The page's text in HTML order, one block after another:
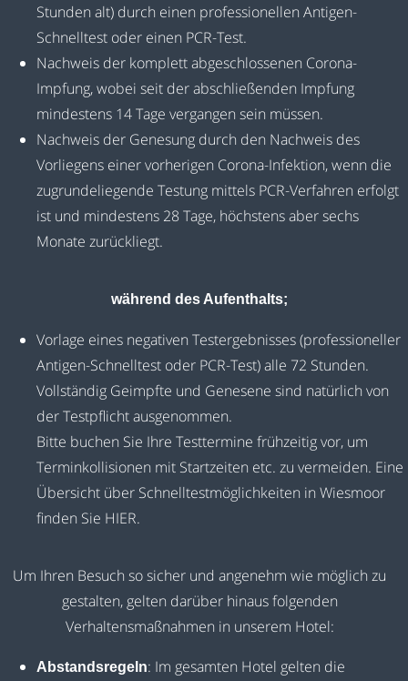
Stunden alt) durch einen professionellen Antigen-
Schnelltest oder einen PCR-Test.
Nachweis der komplett abgeschlossenen Corona-
Impfung, wobei seit der abschließenden Impfung
mindestens 14 Tage vergangen sein müssen.
Nachweis der Genesung durch den Nachweis des
Vorliegens einer vorherigen Corona-Infektion, wenn die
zugrundeliegende Testung mittels PCR-Verfahren erfolgt
ist und mindestens 28 Tage, höchstens aber sechs
Monate zurückliegt.
während des Aufenthalts;
Vorlage eines negativen Testergebnisses (professioneller
Antigen-Schnelltest oder PCR-Test) alle 72 Stunden.
Vollständig Geimpfte und Genesene sind natürlich von
der Testpflicht ausgenommen.
Bitte buchen Sie Ihre Testtermine frühzeitig vor, um
Terminkollisionen mit Startzeiten etc. zu vermeiden. Eine
Übersicht über Schnelltestmöglichkeiten in Wiesmoor
finden Sie HIER.
Um Ihren Besuch so sicher und angenehm wie möglich zu
gestalten, gelten darüber hinaus folgenden
Verhaltensmaßnahmen in unserem Hotel:
Abstandsregeln: Im gesamten Hotel gelten die